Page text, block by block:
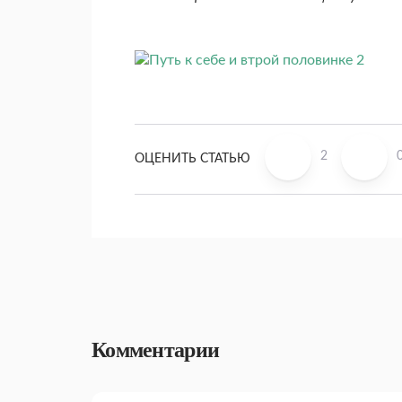
ОЦЕНИТЬ СТАТЬЮ 2
Комментарии